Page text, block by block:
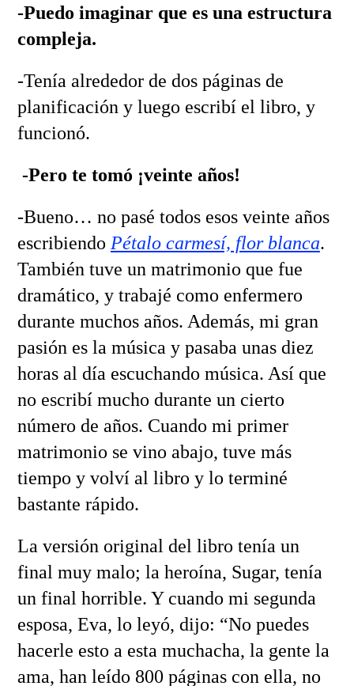
-Puedo imaginar que es una estructura
compleja.
-Tenía alrededor de dos páginas de
planificación y luego escribí el libro, y
funcionó.
-Pero te tomó ¡veinte años!
-Bueno… no pasé todos esos veinte años
escribiendo Pétalo carmesí, flor blanca.
También tuve un matrimonio que fue
dramático, y trabajé como enfermero
durante muchos años. Además, mi gran
pasión es la música y pasaba unas diez
horas al día escuchando música. Así que
no escribí mucho durante un cierto
número de años. Cuando mi primer
matrimonio se vino abajo, tuve más
tiempo y volví al libro y lo terminé
bastante rápido.
La versión original del libro tenía un
final muy malo; la heroína, Sugar, tenía
un final horrible. Y cuando mi segunda
esposa, Eva, lo leyó, dijo: “No puedes
hacerle esto a esta muchacha, la gente la
ama, han leído 800 páginas con ella, no